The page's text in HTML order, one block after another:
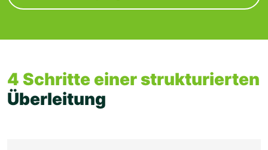
4 Schritte einer strukturierten
Überleitung